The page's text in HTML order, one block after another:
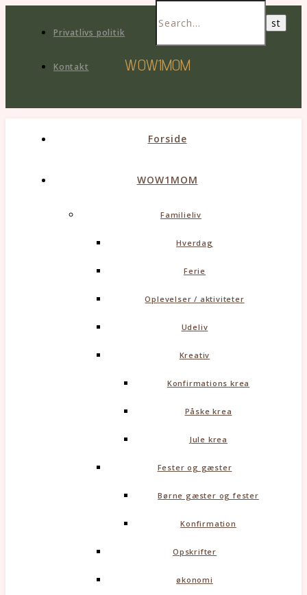
Privatlivs politik
Kontakt WOW1MOM
Forside
WOW1MOM
Familieliv
Hverdag
Ferie
Oplevelser / aktiviteter
Udeliv
Kreativ
Konfirmations krea
Påske krea
Jule krea
Fester og gæster
Børne gæster og fester
Konfirmation
Opskrifter
økonomi